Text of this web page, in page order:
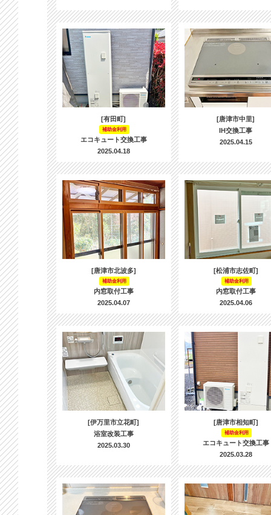
[有田町]
補助金利用
エコキュート交換工事
2025.04.18
[唐津市中里]
IH交換工事
2025.04.15
[唐津市北波多]
補助金利用
内窓取付工事
2025.04.07
[松浦市志佐町]
補助金利用
内窓取付工事
2025.04.06
[伊万里市立花町]
浴室改装工事
2025.03.30
[唐津市相知町]
補助金利用
エコキュート交換工事
2025.03.28